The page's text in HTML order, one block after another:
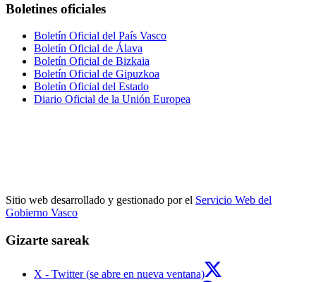
Boletines oficiales
Boletín Oficial del País Vasco
Boletín Oficial de Álava
Boletín Oficial de Bizkaia
Boletín Oficial de Gipuzkoa
Boletín Oficial del Estado
Diario Oficial de la Unión Europea
Sitio web desarrollado y gestionado por el Servicio Web del
Gobierno Vasco
Gizarte sareak
X - Twitter (se abre en nueva ventana)